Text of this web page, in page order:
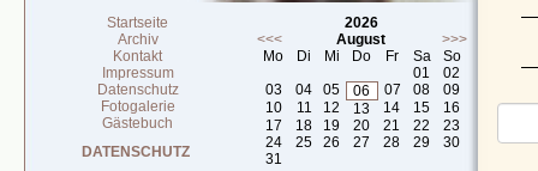
Startseite
Archiv
Kontakt
Impressum
Datenschutz
Fotogalerie
Gästebuch
DATENSCHUTZ
2026
<<<
August
>>>
Mo
Di Mi Do Fr Sa
So
01
02
03
04 05 06 07 08
09
10
11 12 13 14 15
16
17
18 19 20 21 22
23
24
25 26 27 28 29
30
31